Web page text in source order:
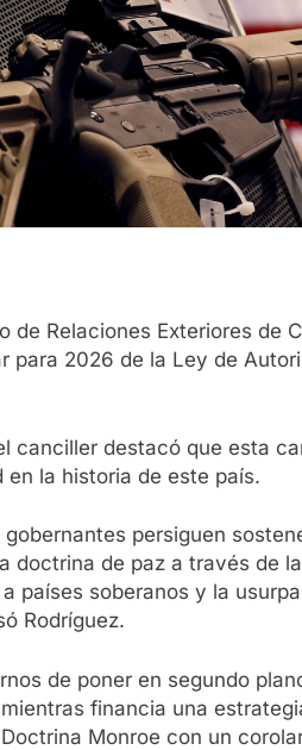
de Relaciones Exteriores de
para 2026 de la Ley de
canciller destacó que esta
en la historia de este país.
persiguen
doctrina de paz a través de
países soberanos y la
Rodríguez.
de poner en segundo
financia una
Monroe con un